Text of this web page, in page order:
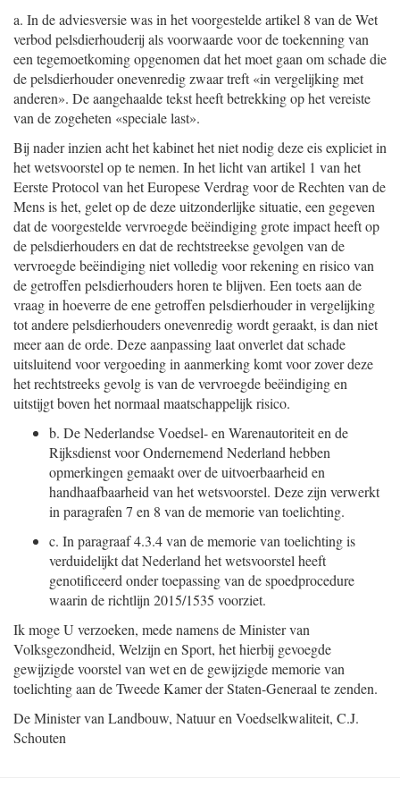
a. In de adviesversie was in het voorgestelde artikel 8 van de Wet
verbod pelsdierhouderij als voorwaarde voor de toekenning van
een tegemoetkoming opgenomen dat het moet gaan om schade die
de pelsdierhouder onevenredig zwaar treft «in vergelijking met
anderen». De aangehaalde tekst heeft betrekking op het vereiste
van de zogeheten «speciale last».
Bij nader inzien acht het kabinet het niet nodig deze eis expliciet in
het wetsvoorstel op te nemen. In het licht van artikel 1 van het
Eerste Protocol van het Europese Verdrag voor de Rechten van de
Mens is het, gelet op de deze uitzonderlijke situatie, een gegeven
dat de voorgestelde vervroegde beëindiging grote impact heeft op
de pelsdierhouders en dat de rechtstreekse gevolgen van de
vervroegde beëindiging niet volledig voor rekening en risico van
de getroffen pelsdierhouders horen te blijven. Een toets aan de
vraag in hoeverre de ene getroffen pelsdierhouder in vergelijking
tot andere pelsdierhouders onevenredig wordt geraakt, is dan niet
meer aan de orde. Deze aanpassing laat onverlet dat schade
uitsluitend voor vergoeding in aanmerking komt voor zover deze
het rechtstreeks gevolg is van de vervroegde beëindiging en
uitstijgt boven het normaal maatschappelijk risico.
b. De Nederlandse Voedsel- en Warenautoriteit en de
Rijksdienst voor Ondernemend Nederland hebben
opmerkingen gemaakt over de uitvoerbaarheid en
handhaafbaarheid van het wetsvoorstel. Deze zijn verwerkt
in paragrafen 7 en 8 van de memorie van toelichting.
c. In paragraaf 4.3.4 van de memorie van toelichting is
verduidelijkt dat Nederland het wetsvoorstel heeft
genotificeerd onder toepassing van de spoedprocedure
waarin de richtlijn 2015/1535 voorziet.
Ik moge U verzoeken, mede namens de Minister van
Volksgezondheid, Welzijn en Sport, het hierbij gevoegde
gewijzigde voorstel van wet en de gewijzigde memorie van
toelichting aan de Tweede Kamer der Staten-Generaal te zenden.
De Minister van Landbouw, Natuur en Voedselkwaliteit, C.J.
Schouten